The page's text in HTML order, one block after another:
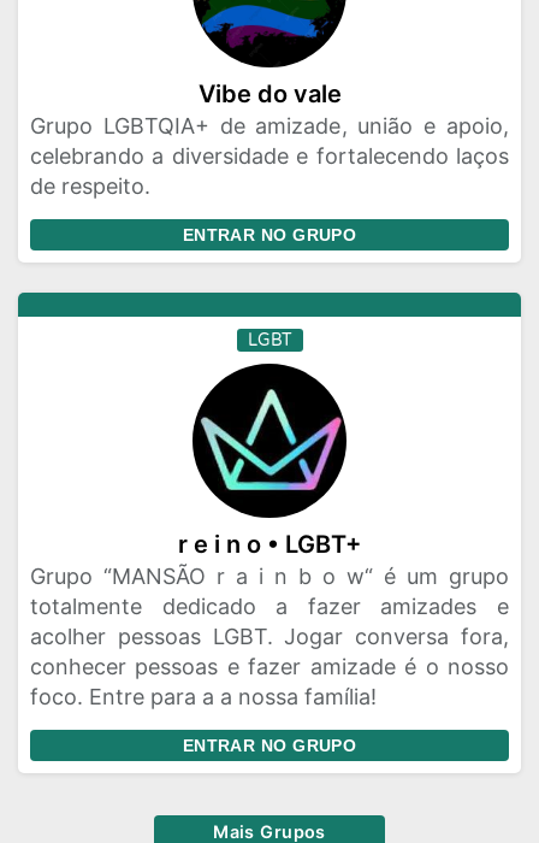
Vibe do vale
Grupo LGBTQIA+ de amizade, união e apoio,
celebrando a diversidade e fortalecendo laços
de respeito.
ENTRAR NO GRUPO
LGBT
r e i n o • LGBT+
Grupo “MANSÃO r a i n b o w“ é um grupo
totalmente dedicado a fazer amizades e
acolher pessoas LGBT. Jogar conversa fora,
conhecer pessoas e fazer amizade é o nosso
foco. Entre para a a nossa família!
ENTRAR NO GRUPO
Mais Grupos